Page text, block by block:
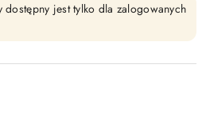
jest tylko dla zalogowanych